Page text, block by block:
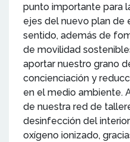
punto importante para
ejes del nuevo plan de
sentido, además de
de movilidad
aportar nuestro grano
concienciación y
en el medio ambiente.
de nuestra red de
desinfección del
oxígeno ionizado,